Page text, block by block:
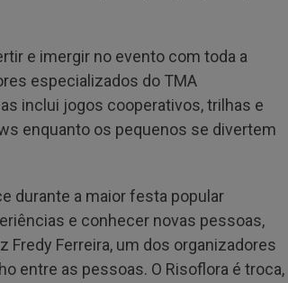
e imergir no evento com toda a
especializados do TMA
inclui jogos cooperativos, trilhas e
enquanto os pequenos se divertem
durante a maior festa popular
e conhecer novas pessoas,
Fredy Ferreira, um dos organizadores
entre as pessoas. O Risoflora é troca,